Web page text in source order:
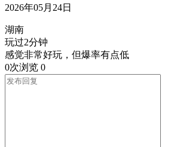
2026年05月24日
湖南
玩过2分钟
感觉非常好玩，但爆率有点低
0次浏览 0